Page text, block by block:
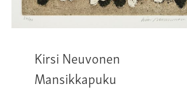
Kirsi Neuvonen
Mansikkapuku